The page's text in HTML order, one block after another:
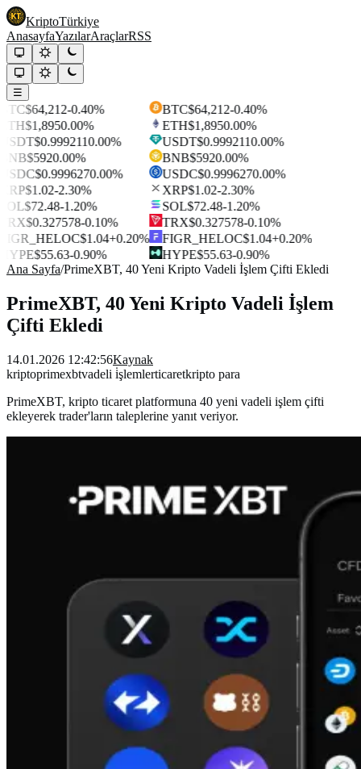
KriptoTürkiye
AnasayfaYazılarAraçlarRSS
☰
$64,212-0.40%
$1,8950.00%
$0.9992110.00%
$5920.00%
$0.9996270.00%
$1.02-2.30%
$72.48-1.20%
$0.327578-0.10%
$1.04+0.20%
$55.63-0.90%
BTC$64,212-0.40%
ETH$1,8950.00%
USDT$0.9992110.00%
BNB$5920.00%
USDC$0.9996270.00%
XRP$1.02-2.30%
SOL$72.48-1.20%
TRX$0.327578-0.10%
FIGR_HELOC$1.04+0.20%
HYPE$55.63-0.90%
Ana Sayfa/PrimeXBT, 40 Yeni Kripto Vadeli İşlem Çifti Ekledi
PrimeXBT, 40 Yeni Kripto Vadeli İşlem
Çifti Ekledi
14.01.2026 12:42:56Kaynak
kriptoprimexbtvadeli i̇şlemlerticaretkripto para
PrimeXBT, kripto ticaret platformuna 40 yeni vadeli işlem çifti
ekleyerek trader'ların taleplerine yanıt veriyor.